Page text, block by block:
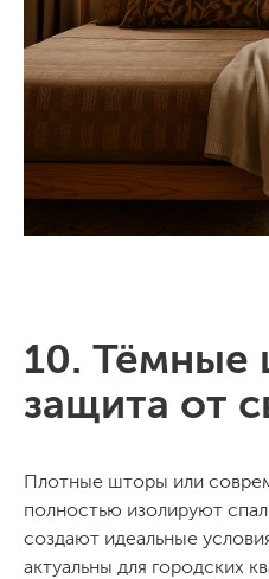
10. Тёмные
защита от
Плотные шторы или
полностью изолируют
создают идеальные
актуальны для городских